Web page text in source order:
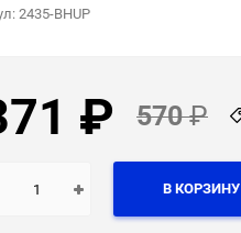
2435-BHUP
₽ 570₽
В КОРЗИНУ